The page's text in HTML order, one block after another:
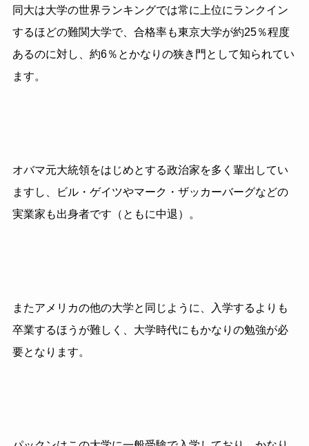
同大は大学の世界ランキングでは常に上位にランクイン
するほどの難関大学で、 合格率も東京大学が約25％程度
あるのに対し、約6％とかなりの狭き門として知られてい
ます。
オバマ元大統領をはじめとする政治家を多く輩出してい
ますし、ビル・ゲイツやマーク・ザッカーバーグなどの
実業家も出身者です（ともに中退）。
またアメリカの他の大学と同じように、入学するよりも
卒業するほうが難しく、 大学時代にもかなりの勉強が必
要となります。